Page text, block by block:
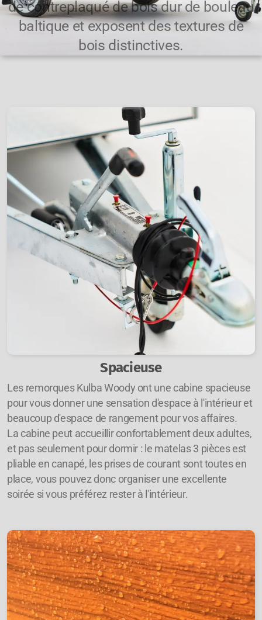
de contreplaqué de bois dur de bouleau
baltique et exposent des textures de
bois distinctives.
Spacieuse
Les remorques Kulba Woody ont une cabine spacieuse
pour vous donner une sensation d'espace à l'intérieur et
beaucoup d'espace de rangement pour vos affaires.
La cabine peut accueillir confortablement deux adultes,
et pas seulement pour dormir : le matelas 3 pièces est
pliable en canapé, les prises de courant sont toutes en
place, vous pouvez donc organiser une excellente
soirée si vous préférez rester à l'intérieur.
Kulba ONE
Kulba WOODY
Kulba EASY